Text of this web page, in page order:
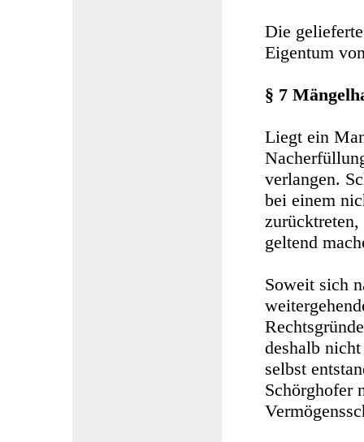
Die
Eigentum
§ 7
Liegt ein
verlangen.
bei einem
zurücktreten,
geltend
Soweit sich
deshalb
selbst
Schörghofer